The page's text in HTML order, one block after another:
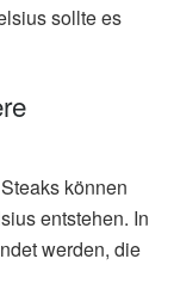
sollte es
können
entstehen. In
werden, die